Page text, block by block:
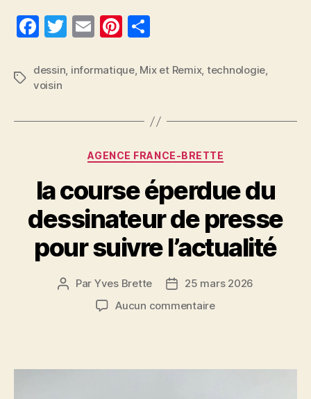
F
c
e
b
k
T
itt
E
ai
Pi
er
t
rt
g
Étiquettes
dessin, informatique, Mix et Remix, technologie,
voisin
Catégories
AGENCE FRANCE-BRETTE
la course éperdue du
dessinateur de presse
pour suivre l’actualité
Auteur
Par Yves Brette
Date25 mars 2026
Aucun commentairesur